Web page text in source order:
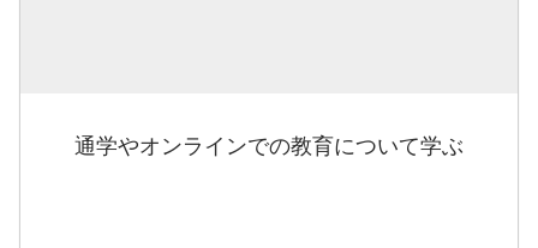
通学やオンラインでの教育について学ぶ